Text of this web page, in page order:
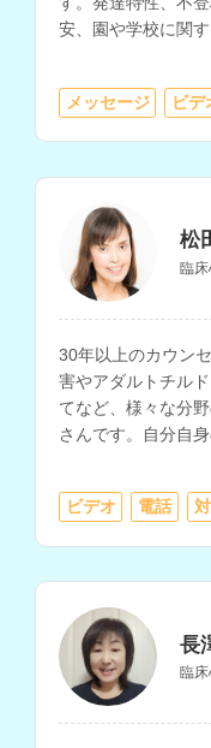
安、園や学校に関
メッセージ ビデ
松
臨
30年以上のカウン
害やアダルトチル
てなど、様々な分
さんです。自分自
らしく生きたいと
ビデオ 電話
長
臨